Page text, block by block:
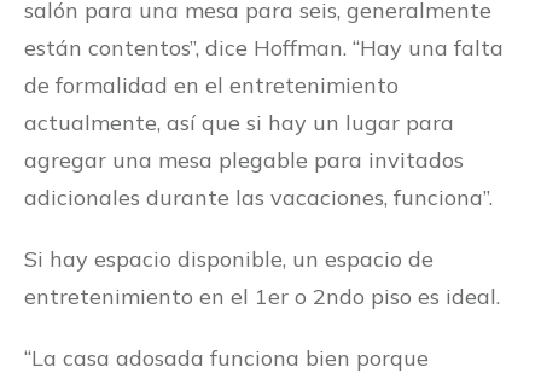
salón para una mesa para seis, generalmente
están contentos”, dice Hoffman. “Hay una falta
de formalidad en el entretenimiento
actualmente, así que si hay un lugar para
agregar una mesa plegable para invitados
adicionales durante las vacaciones, funciona”.
Si hay espacio disponible, un espacio de
entretenimiento en el 1er o 2ndo piso es ideal.
“La casa adosada funciona bien porque